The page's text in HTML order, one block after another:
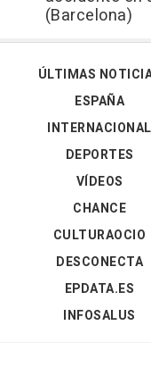
(Barcelona)
ÚLTIMAS
ESPAÑA
INTERNACIONAL
DEPORTES
VÍDEOS
CHANCE
CULTURAOCIO
DESCONECTA
EPDATA.ES
INFOSALUS